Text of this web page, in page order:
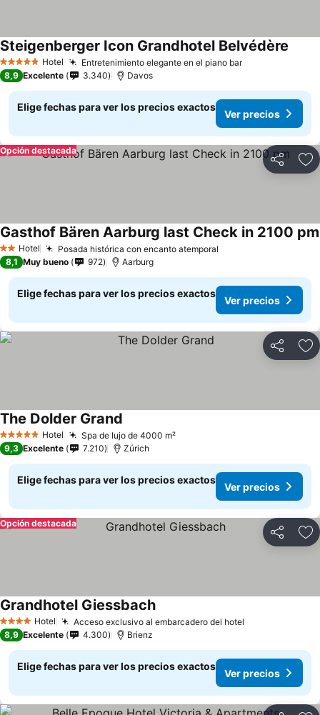
5 Estrellas Hotel Entretenimiento elegante en el piano barVer precios
Steigenberger Icon Grandhotel Belvédère
8,9 Excelente 3.340 Davos
Elige fechas para ver los precios exactos
Ver precios
Compartir
Opción destacada
2 Estrellas
Hotel Posada histórica con encanto atemporal
Gasthof Bären Aarburg last Check in 2100 pm
8,1 Muy bueno 972 Aarburg
Elige fechas para ver los precios exactos
Ver precios
Compartir
5 Estrellas Hotel Spa de lujo de 4000 m²Ver precios
The Dolder Grand
9,3 Excelente 7.210 Zúrich
Elige fechas para ver los precios exactos
Ver precios
Compartir
Opción destacada
4 EstrellasHotel Acceso exclusivo al embarcadero del hotel
Grandhotel GiessbachVer precios
8,9 Excelente 4.300 Brienz
Elige fechas para ver los precios exactos
Ver precios